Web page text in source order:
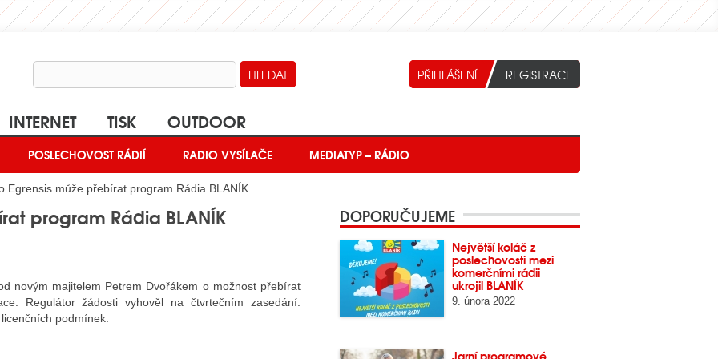
POSLECHOVOST RÁDIÍ RADIO VYSÍLAČE MEDIATYP – RÁDIO
INTERNET TISK OUTDOOR
Egrensis může přebírat program Rádia BLANÍK
program Rádia BLANÍK
novým majitelem Petrem Dvořákem o možnost přebírat
Regulátor žádosti vyhověl na čtvrtečním zasedání.
podmínek.
DOPORUČUJEME
Největší koláč z
poslechovosti mezi
komerčními rádii
ukrojil BLANÍK
9. února 2022